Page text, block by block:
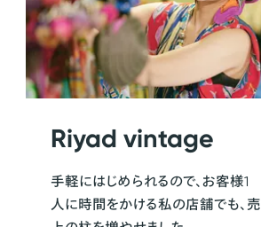
Riyad vintage
手軽にはじめられるので、お客様1
人に時間をかける私の店舗でも、売